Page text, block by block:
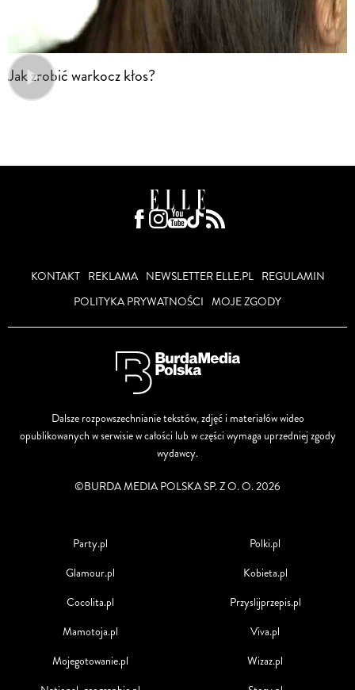
Jak zrobić warkocz kłos?
KONTAKT REKLAMA NEWSLETTER ELLE.PL
REGULAMIN
POLITYKA PRYWATNOŚCI MOJE ZGODY
Dalsze rozpowszechnianie tekstów, zdjęć i materiałów wideo
opublikowanych w serwisie w całości lub w części wymaga uprzedniej zgody
wydawcy.
©BURDA MEDIA POLSKA SP. Z O. O. 2026
Party.pl
Glamour.pl
Cocolita.pl
Mamotoja.pl
Mojegotowanie.pl
Polki.pl
Kobieta.pl
Przyslijprzepis.pl
Viva.pl
Wizaz.pl